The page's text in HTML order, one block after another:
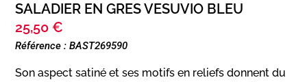
SALADIER EN GRES VESUVIO BLEU
25,50 €
Référence : BAST269590
Son aspect satiné et ses motifs en reliefs donnent du